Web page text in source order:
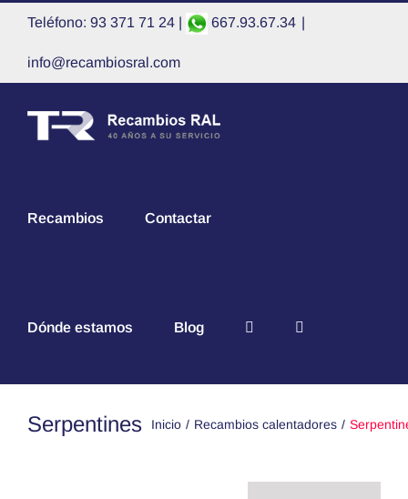
Saltar
Teléfono: 93 371 71 24 | 667.93.67.34 |
info@recambiosral.com
Recambios Contactar
Dónde estamos Blog
Serpentines Inicio Recambios calentadores